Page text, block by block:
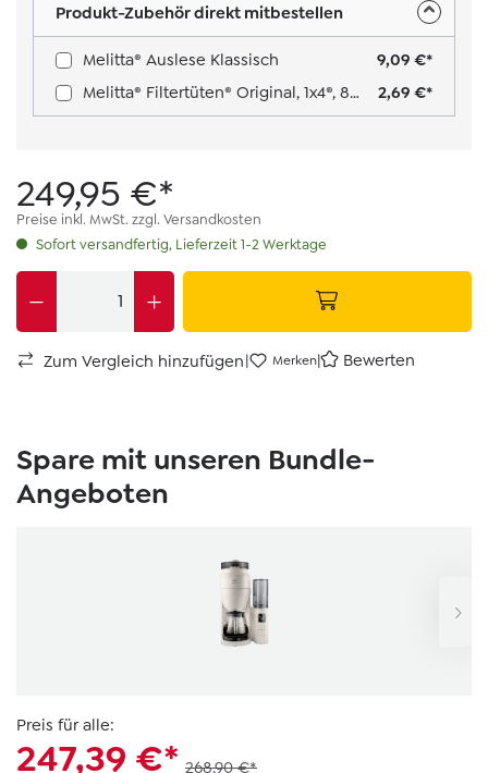
Produkt-Zubehör direkt mitbestellen
Melitta® Auslese Klassisch
9,09 €*
Melitta® Filtertüten® Original, 1x4®, 80 Stück Farbe: Weiß
2,69 €*
249,95 €*
Preise inkl. MwSt. zzgl. Versandkosten
Sofort versandfertig, Lieferzeit 1-2 Werktage
Zum Vergleich hinzufügen| Merken| Bewerten
Spare mit unseren Bundle-
Angeboten
Preis für alle:
247,39 €* 268,90 €*